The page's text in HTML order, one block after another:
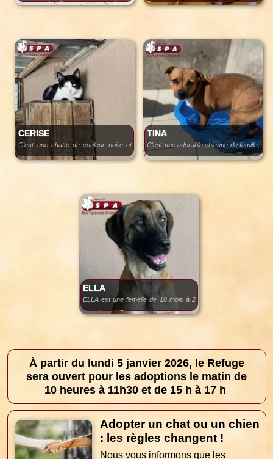
chaleureux pour commencer une
avec une famille avec grands enfants.
Il a passé 6 mois en fourrière et il
mérite une gentille famille sportive
avec jardin de préférence . Il adore
les câlins sur le dos !
Il s'entend potentiellement avec les
chiennes !
3 ans seulement
dynamique, sportive.
CERISE
C’est une chatte de couleur noire et
blanche de 15 mois, pesant environ 2
mais surtout d'un extérieur
TINA
C'est une adorable chienne de famille,
4 ans sociable, calme, un amour,
ELLA
ELLA est une femelle de 18 mois à 2
ans de type Berger.
Idéale pour une famille présente, avec
adolescent sportif.
Un jardin clôturé est recommandé.
Très sociable, active et câline, elle
À partir du lundi 5 janvier 2026, le Refuge
sera ouvert pour les adoptions le matin de
10 heures à 11h30 et de 15 h à 17 h
Adopter un chat ou un chien
: les règles changent !
Nous vous informons que les